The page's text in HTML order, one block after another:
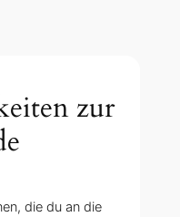
zur
die du an die